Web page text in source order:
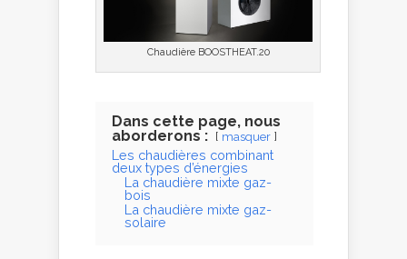
Chaudière BOOSTHEAT.20
Dans cette page, nous
aborderons :
masquer
Les chaudières combinant
deux types d’énergies
La chaudière mixte gaz-
bois
La chaudière mixte gaz-
solaire